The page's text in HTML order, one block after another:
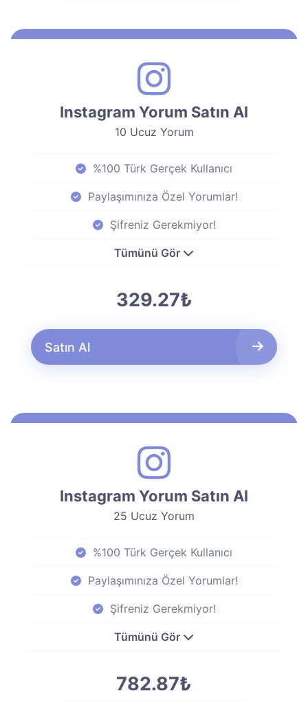
Instagram Yorum Satın Al
10 Ucuz Yorum
%100 Türk Gerçek Kullanıcı
Paylaşımınıza Özel Yorumlar!
Şifreniz Gerekmiyor!
Tümünü Gör
329.27₺
Satın Al
Instagram Yorum Satın Al
25 Ucuz Yorum
%100 Türk Gerçek Kullanıcı
Paylaşımınıza Özel Yorumlar!
Şifreniz Gerekmiyor!
Tümünü Gör
782.87₺